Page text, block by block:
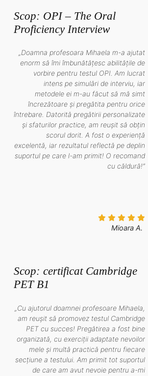
Scop: OPI – The Oral
Proficiency Interview
„Doamna profesoara Mihaela m-a ajutat
enorm să îmi îmbunătățesc abilitățile de
vorbire pentru testul OPI. Am lucrat
intens pe simulări de interviu, iar
metodele ei m-au făcut să mă simt
încrezătoare și pregătita pentru orice
întrebare. Datorită pregătirii personalizate
și sfaturilor practice, am reușit să obțin
scorul dorit. A fost o experiență
excelentă, iar rezultatul reflectă pe deplin
suportul pe care l-am primit! O recomand
cu căldură!”
Mioara A.
Scop: certificat Cambridge
PET B1
„Cu ajutorul doamnei profesoare Mihaela,
am reușit să promovez testul Cambridge
PET cu succes! Pregătirea a fost bine
organizată, cu exerciții adaptate nevoilor
mele și multă practică pentru fiecare
secțiune a testului. Am primit tot suportul
de care am avut nevoie pentru a-mi